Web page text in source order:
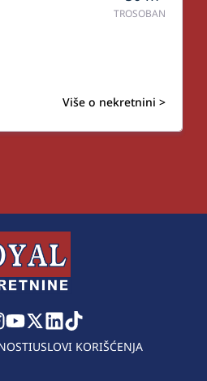
TROSOBAN
Više o nekretnini >
USLOVI KORIŠĆENJA